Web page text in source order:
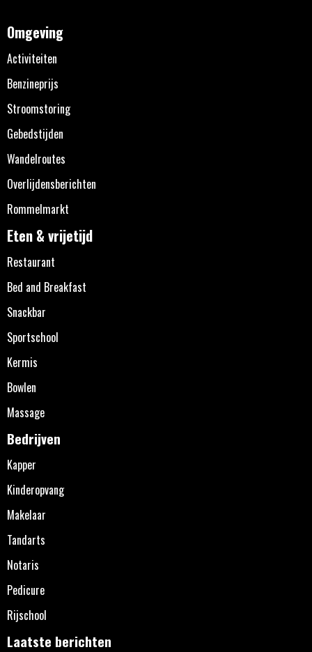
Omgeving
Activiteiten
Benzineprijs
Stroomstoring
Gebedstijden
Wandelroutes
Overlijdensberichten
Rommelmarkt
Eten & vrijetijd
Restaurant
Bed and Breakfast
Snackbar
Sportschool
Kermis
Bowlen
Massage
Bedrijven
Kapper
Kinderopvang
Makelaar
Tandarts
Notaris
Pedicure
Rijschool
Laatste berichten